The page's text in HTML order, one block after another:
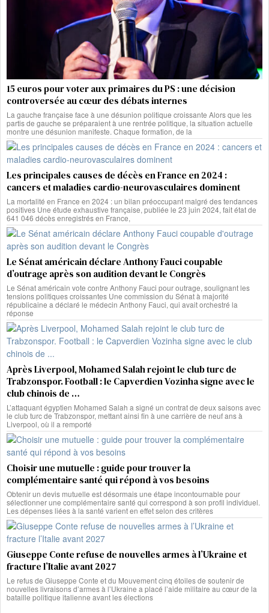
15 euros pour voter aux primaires du PS : une décision
controversée au cœur des débats internes
La gauche française face à une désunion politique croissante Alors que les
partis de gauche se préparaient à une rentrée politique, la situation actuelle
montre une désunion manifeste. Chaque formation, de la
Les principales causes de décès en France en 2024 :
cancers et maladies cardio-neurovasculaires dominent
La mortalité en France en 2024 : un bilan préoccupant malgré des tendances
positives Une étude exhaustive française, publiée le 23 juin 2024, fait état de
641 046 décès enregistrés en France,
Le Sénat américain déclare Anthony Fauci coupable
d’outrage après son audition devant le Congrès
Le Sénat américain vote contre Anthony Fauci pour outrage, soulignant les
tensions politiques croissantes Une commission du Sénat à majorité
républicaine a déclaré le médecin Anthony Fauci, qui avait orchestré la
réponse
Après Liverpool, Mohamed Salah rejoint le club turc de
Trabzonspor. Football : le Capverdien Vozinha signe avec le
club chinois de …
L’attaquant égyptien Mohamed Salah a signé un contrat de deux saisons avec
le club turc de Trabzonspor, mettant ainsi fin à une carrière de neuf ans à
Liverpool, où il a remporté
Choisir une mutuelle : guide pour trouver la
complémentaire santé qui répond à vos besoins
Obtenir un devis mutuelle est désormais une étape incontournable pour
sélectionner une complémentaire santé qui correspond à son profil individuel.
Les dépenses liées à la santé varient en effet selon des critères
Giuseppe Conte refuse de nouvelles armes à l’Ukraine et
fracture l’Italie avant 2027
Le refus de Giuseppe Conte et du Mouvement cinq étoiles de soutenir de
nouvelles livraisons d’armes à l’Ukraine a placé l’aide militaire au cœur de la
bataille politique italienne avant les élections